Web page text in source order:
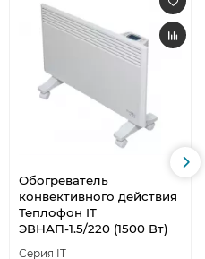
Обогреватель
конвективного действия
Теплофон IT
ЭВНАП-1.5/220 (1500 Вт)
Серия IT